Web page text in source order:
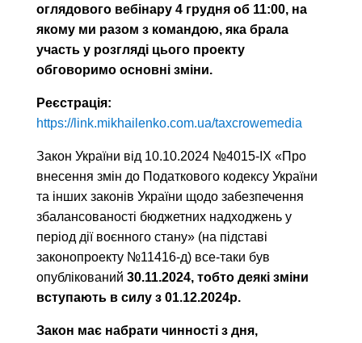
оглядового вебінару 4 грудня об 11:00, на
якому ми разом з командою, яка брала
участь у розгляді цього проекту
обговоримо основні зміни.
Реєстрація:
https://link.mikhailenko.com.ua/taxcrowemedia
Закон України від 10.10.2024 №4015-ІХ «Про
внесення змін до Податкового кодексу України
та інших законів України щодо забезпечення
збалансованості бюджетних надходжень у
період дії воєнного стану» (на підставі
законопроекту №11416-д) все-таки був
опублікований 30.11.2024, тобто деякі зміни
вступають в силу з 01.12.2024р.
Закон має набрати чинності з дня,